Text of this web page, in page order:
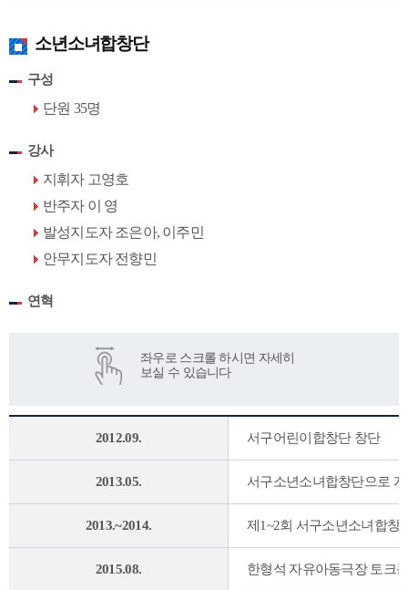
소년소녀합창단
구성
단원 35명
강사
지휘자 고영호
반주자 이 영
발성지도자 조은아, 이주민
안무지도자 전향민
연혁
2012.09. 서구어린이합창단 창단
2013.05. 서구소년소녀합창단으로
2013.~2014. 제1~2회 서구소년소녀합창
2015.08. 한형석 자유아동극장 토크